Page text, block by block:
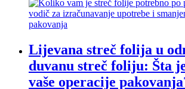
Lijevana streč folija u
duvanu streč foliju: Šta
vaše operacije